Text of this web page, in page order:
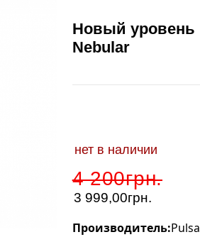
Новый уровень
Nebular
нет в наличии
4 200грн.
3 999,00грн.
Производитель: